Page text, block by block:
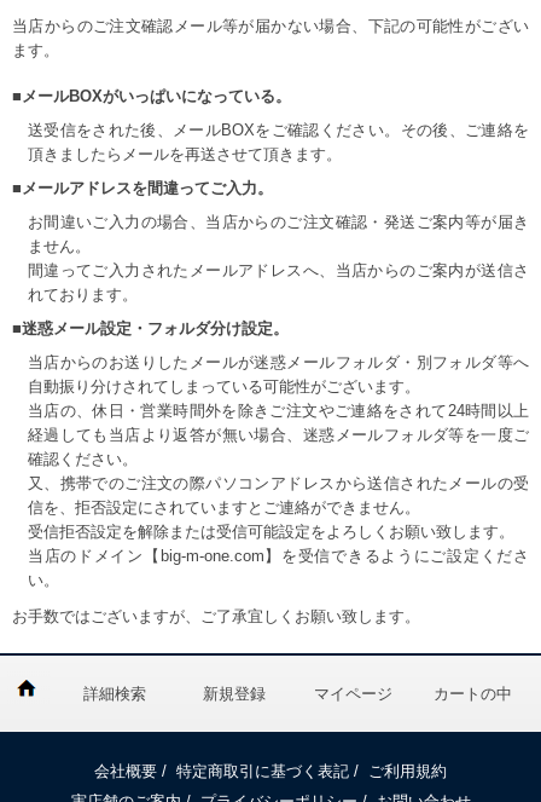
当店からのご注文確認メール等が届かない場合、下記の可能性がござい
ます。
■メールBOXがいっぱいになっている。
送受信をされた後、メールBOXをご確認ください。その後、ご連絡を
頂きましたらメールを再送させて頂きます。
■メールアドレスを間違ってご入力。
お間違いご入力の場合、当店からのご注文確認・発送ご案内等が届き
ません。
間違ってご入力されたメールアドレスへ、当店からのご案内が送信さ
れております。
■迷惑メール設定・フォルダ分け設定。
当店からのお送りしたメールが迷惑メールフォルダ・別フォルダ等へ
自動振り分けされてしまっている可能性がございます。
当店の、休日・営業時間外を除きご注文やご連絡をされて24時間以上
経過しても当店より返答が無い場合、迷惑メールフォルダ等を一度ご
確認ください。
又、携帯でのご注文の際パソコンアドレスから送信されたメールの受
信を、拒否設定にされていますとご連絡ができません。
受信拒否設定を解除または受信可能設定をよろしくお願い致します。
当店のドメイン【big-m-one.com】を受信できるようにご設定くださ
い。
お手数ではございますが、ご了承宜しくお願い致します。
詳細検索 新規登録 マイページ カートの中
会社概要 / 特定商取引に基づく表記 /
ご利用規約